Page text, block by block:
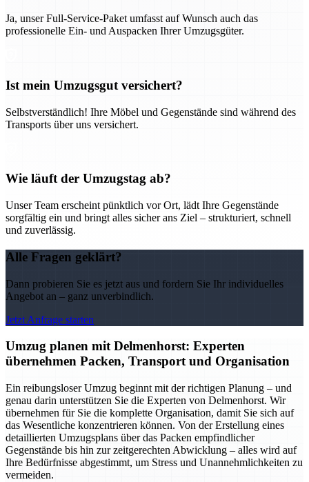
Ja, unser Full-Service-Paket umfasst auf Wunsch auch das
professionelle Ein- und Auspacken Ihrer Umzugsgüter.
Ist mein Umzugsgut versichert?
Selbstverständlich! Ihre Möbel und Gegenstände sind während des
Transports über uns versichert.
Wie läuft der Umzugstag ab?
Unser Team erscheint pünktlich vor Ort, lädt Ihre Gegenstände
sorgfältig ein und bringt alles sicher ans Ziel – strukturiert, schnell
und zuverlässig.
Alle Fragen geklärt?
Dann probieren Sie es jetzt aus und fordern Sie Ihr individuelles
Angebot an – ganz unverbindlich.
Jetzt Anfrage starten
Umzug planen mit Delmenhorst: Experten
übernehmen Packen, Transport und Organisation
Ein reibungsloser Umzug beginnt mit der richtigen Planung – und
genau darin unterstützen Sie die Experten von Delmenhorst. Wir
übernehmen für Sie die komplette Organisation, damit Sie sich auf
das Wesentliche konzentrieren können. Von der Erstellung eines
detaillierten Umzugsplans über das Packen empfindlicher
Gegenstände bis hin zur zeitgerechten Abwicklung – alles wird auf
Ihre Bedürfnisse abgestimmt, um Stress und Unannehmlichkeiten zu
vermeiden.